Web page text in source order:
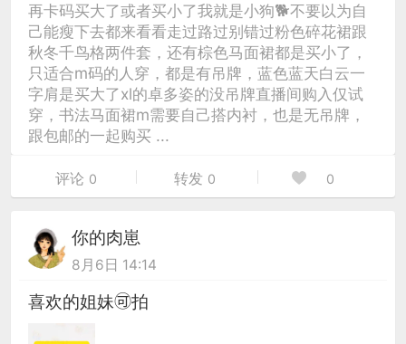
再卡码买大了或者买小了我就是小狗🐕不要以为自
己能瘦下去都来看看走过路过别错过粉色碎花裙跟
秋冬千鸟格两件套，还有棕色马面裙都是买小了，
只适合m码的人穿，都是有吊牌，蓝色蓝天白云一
字肩是买大了xl的卓多姿的没吊牌直播间购入仅试
穿，书法马面裙m需要自己搭内衬，也是无吊牌，
跟包邮的一起购买 ...
评论 0 转发 0 0
你的肉崽
8月6日 14:14
喜欢的姐妹🉑拍